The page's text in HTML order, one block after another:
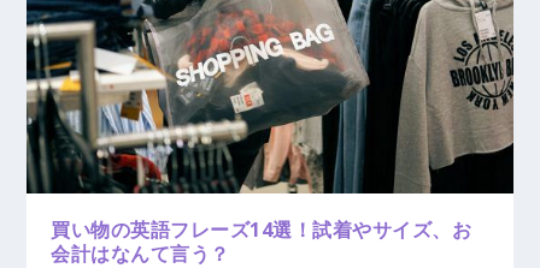
買い物の英語フレーズ14選！試着やサイズ、お
会計はなんて言う？